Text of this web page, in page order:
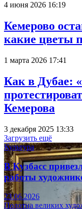
4 июня 2026 16:19
Кемерово
какие цветы
1 марта 2026 17:41
Как в Дубае:
Кемерова
3 декабря 2025 13:33
Загрузить ещё
Культура
В Кузбасс
работы
23.06.2026
Полотна великих